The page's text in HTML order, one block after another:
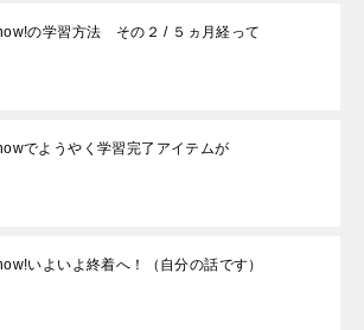
の学習方法 その２ / ５ヵ月経って
でようやく学習完了アイテムが
いよいよ終着へ！（自分の話です）